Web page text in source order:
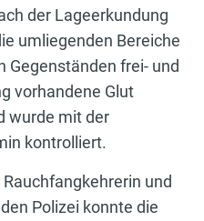
der Lageerkundung
umliegenden Bereiche
Gegenständen frei- und
vorhandene Glut
wurde mit der
kontrolliert.
und
Polizei konnte die